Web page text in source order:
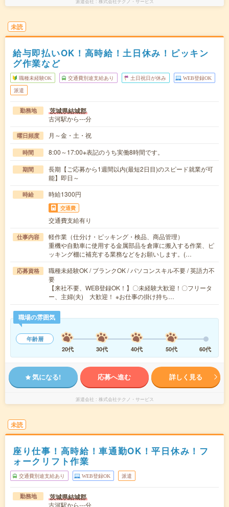
未読
給与即払いOK！高時給！土日休み！ピッキン
グ作業など
職種未経験OK 交通費別途支給あり 土日祝日が休み WEB登録OK
派遣
勤務地 茨城県結城郡
古河駅から---分
曜日頻度 月～金・土・祝
時間 8:00～17:00※表記のうち実働8時間です。
期間
長期【ご応募から1週間以内(最短2日目)のスピード就業が可
能】即日～
時給 時給1300円
交通費
交通費支給有り
仕事内容
軽作業（仕分け・ピッキング・検品、商品管理）
重機や自動車に使用する金属部品を倉庫に搬入する作業、ピ
ッキング棚に補充する業務などをお願いします。(…
応募資格
職種未経験OK / ブランクOK / パソコンスキル不要 / 英語力不
要
【来社不要、WEB登録OK！】〇未経験大歓迎！〇フリータ
ー、主婦(夫) 大歓迎！ ※お仕事の掛け持ち…
職場の雰囲気
年齢層
20代
30代 40代 50代 60代
気になる! 応募へ進む 詳しく見る
派遣会社 株式会社テクノ・サービス
未読
座り仕事！高時給！車通勤OK！平日休み！フ
ォークリフト作業
交通費別途支給あり WEB登録OK 派遣
勤務地 茨城県結城郡
古河駅から---分